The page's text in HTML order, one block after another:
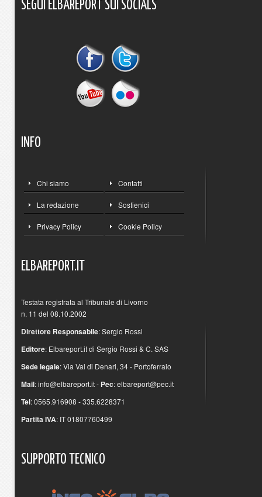
SEGUI ELBAREPORT SUI SOCIALS
INFO
Chi siamo Contatti
La redazione Sostienici
Privacy Policy Cookie Policy
ELBAREPORT.IT
Testata registrata al Tribunale di Livorno
n. 11 del 08.10.2002
Direttore Responsabile: Sergio Rossi
Editore: Elbareport.it di Sergio Rossi & C. SAS
Sede legale: Via Val di Denari, 34 - Portoferraio
Mail:info@elbareport.it- Pec:elbareport@pec.it
Tel: 0565.916908 - 335.6228371
Partita IVA: IT 01807760499
SUPPORTO TECNICO